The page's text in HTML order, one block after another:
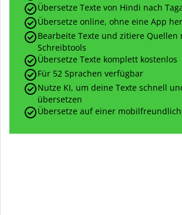
Übersetze Texte von Hindi nach
Übersetze online, ohne eine App
Bearbeite Texte und zitiere Quellen
Schreibtools
Übersetze Texte komplett kostenlos
Für 52 Sprachen verfügbar
Nutze KI, um deine Texte schnell
übersetzen
Übersetze auf einer